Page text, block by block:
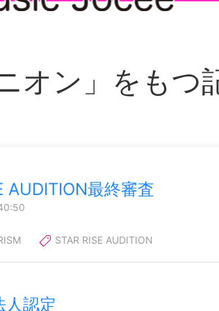
オン」をもつ
AUDITION最終審査
STAR RISE AUDITION
人認定